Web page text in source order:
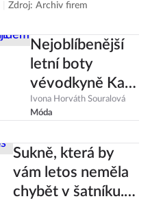
Zdroj: Archiv firem
Nejoblíbenější
letní boty
vévodkyně Kate
jsou trendem i
letos. Kde
koupíte ty nej?
Ivona Horváth Souralová
Móda
Sukně, která by
vám letos neměla
chybět v šatníku.